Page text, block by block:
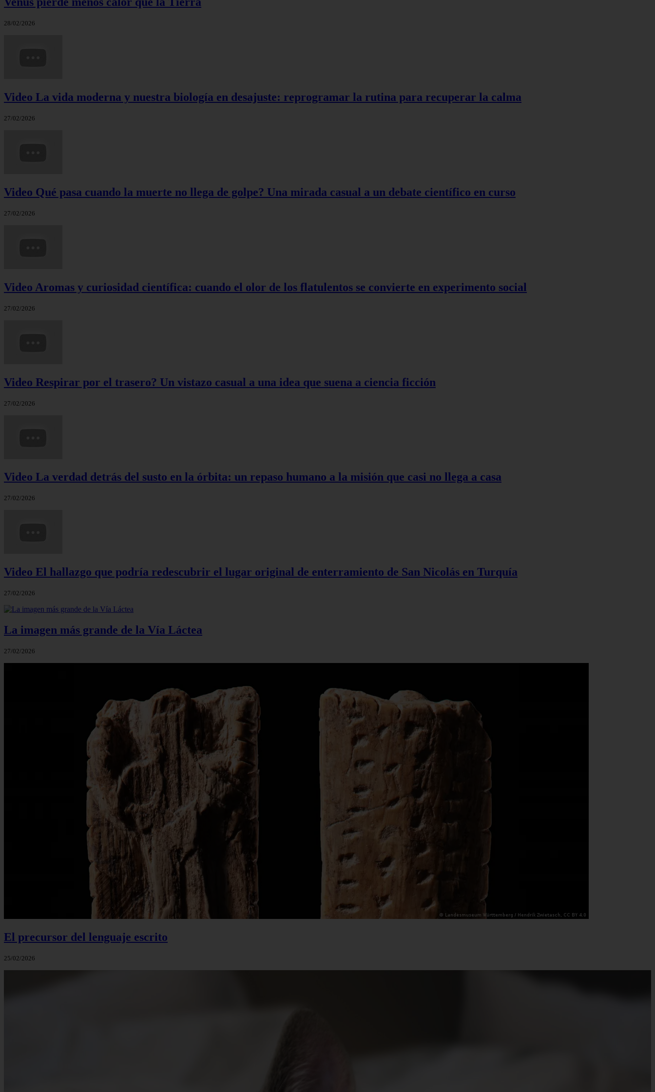
28/02/2026
Video La vida moderna y nuestra biología en desajuste: reprogramar la rutina para recuperar la calma
27/02/2026
Video Qué pasa cuando la muerte no llega de golpe? Una mirada casual a un debate científico en curso
27/02/2026
Video Aromas y curiosidad científica: cuando el olor de los flatulentos se convierte en experimento social
27/02/2026
Video Respirar por el trasero? Un vistazo casual a una idea que suena a ciencia ficción
27/02/2026
Video La verdad detrás del susto en la órbita: un repaso humano a la misión que casi no llega a casa
27/02/2026
Video El hallazgo que podría redescubrir el lugar original de enterramiento de San Nicolás en Turquía
27/02/2026
La imagen más grande de la Vía Láctea
27/02/2026
El precursor del lenguaje escrito
25/02/2026